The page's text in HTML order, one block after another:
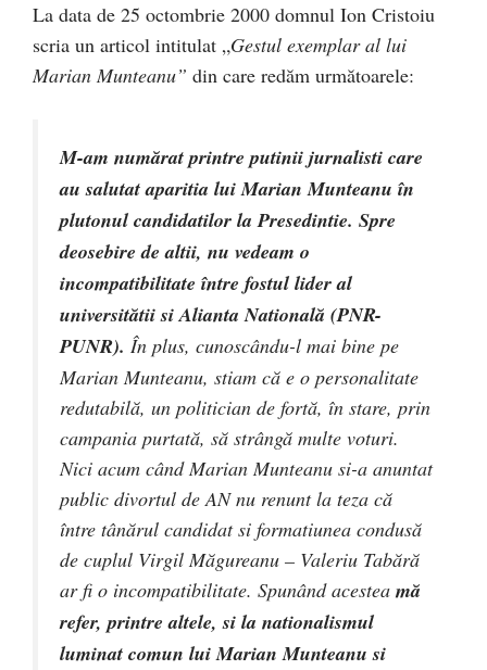
La data de 25 octombrie 2000 domnul Ion Cristoiu
scria un articol intitulat „Gestul exemplar al lui
Marian Munteanu” din care redăm următoarele:
M-am numărat printre putinii jurnalisti care
au salutat aparitia lui Marian Munteanu în
plutonul candidatilor la Presedintie. Spre
deosebire de altii, nu vedeam o
incompatibilitate între fostul lider al
universitătii si Alianta Natională (PNR-
PUNR). În plus, cunoscându-l mai bine pe
Marian Munteanu, stiam că e o personalitate
redutabilă, un politician de fortă, în stare, prin
campania purtată, să strângă multe voturi.
Nici acum când Marian Munteanu si-a anuntat
public divortul de AN nu renunt la teza că
între tânărul candidat si formatiunea condusă
de cuplul Virgil Măgureanu – Valeriu Tabără
ar fi o incompatibilitate. Spunând acestea mă
refer, printre altele, si la nationalismul
luminat comun lui Marian Munteanu si